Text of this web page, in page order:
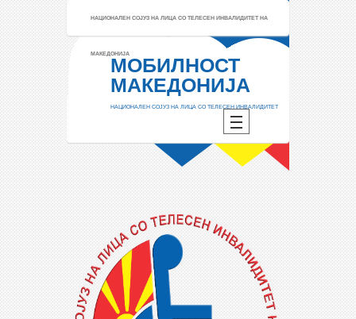
НАЦИОНАЛЕН СОЈУЗ НА ЛИЦА СО ТЕЛЕСЕН ИНВАЛИДИТЕТ НА
МАКЕДОНИЈА
МОБИЛНОСТ
МАКЕДОНИЈА
НАЦИОНАЛЕН СОЈУЗ НА ЛИЦА СО ТЕЛЕСЕН ИНВАЛИДИТЕТ